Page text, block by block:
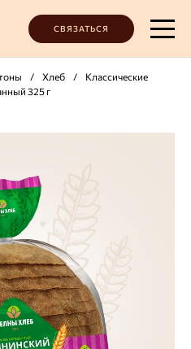
СВЯЗАТЬСЯ
/ Хлеб /
Классические
325 г